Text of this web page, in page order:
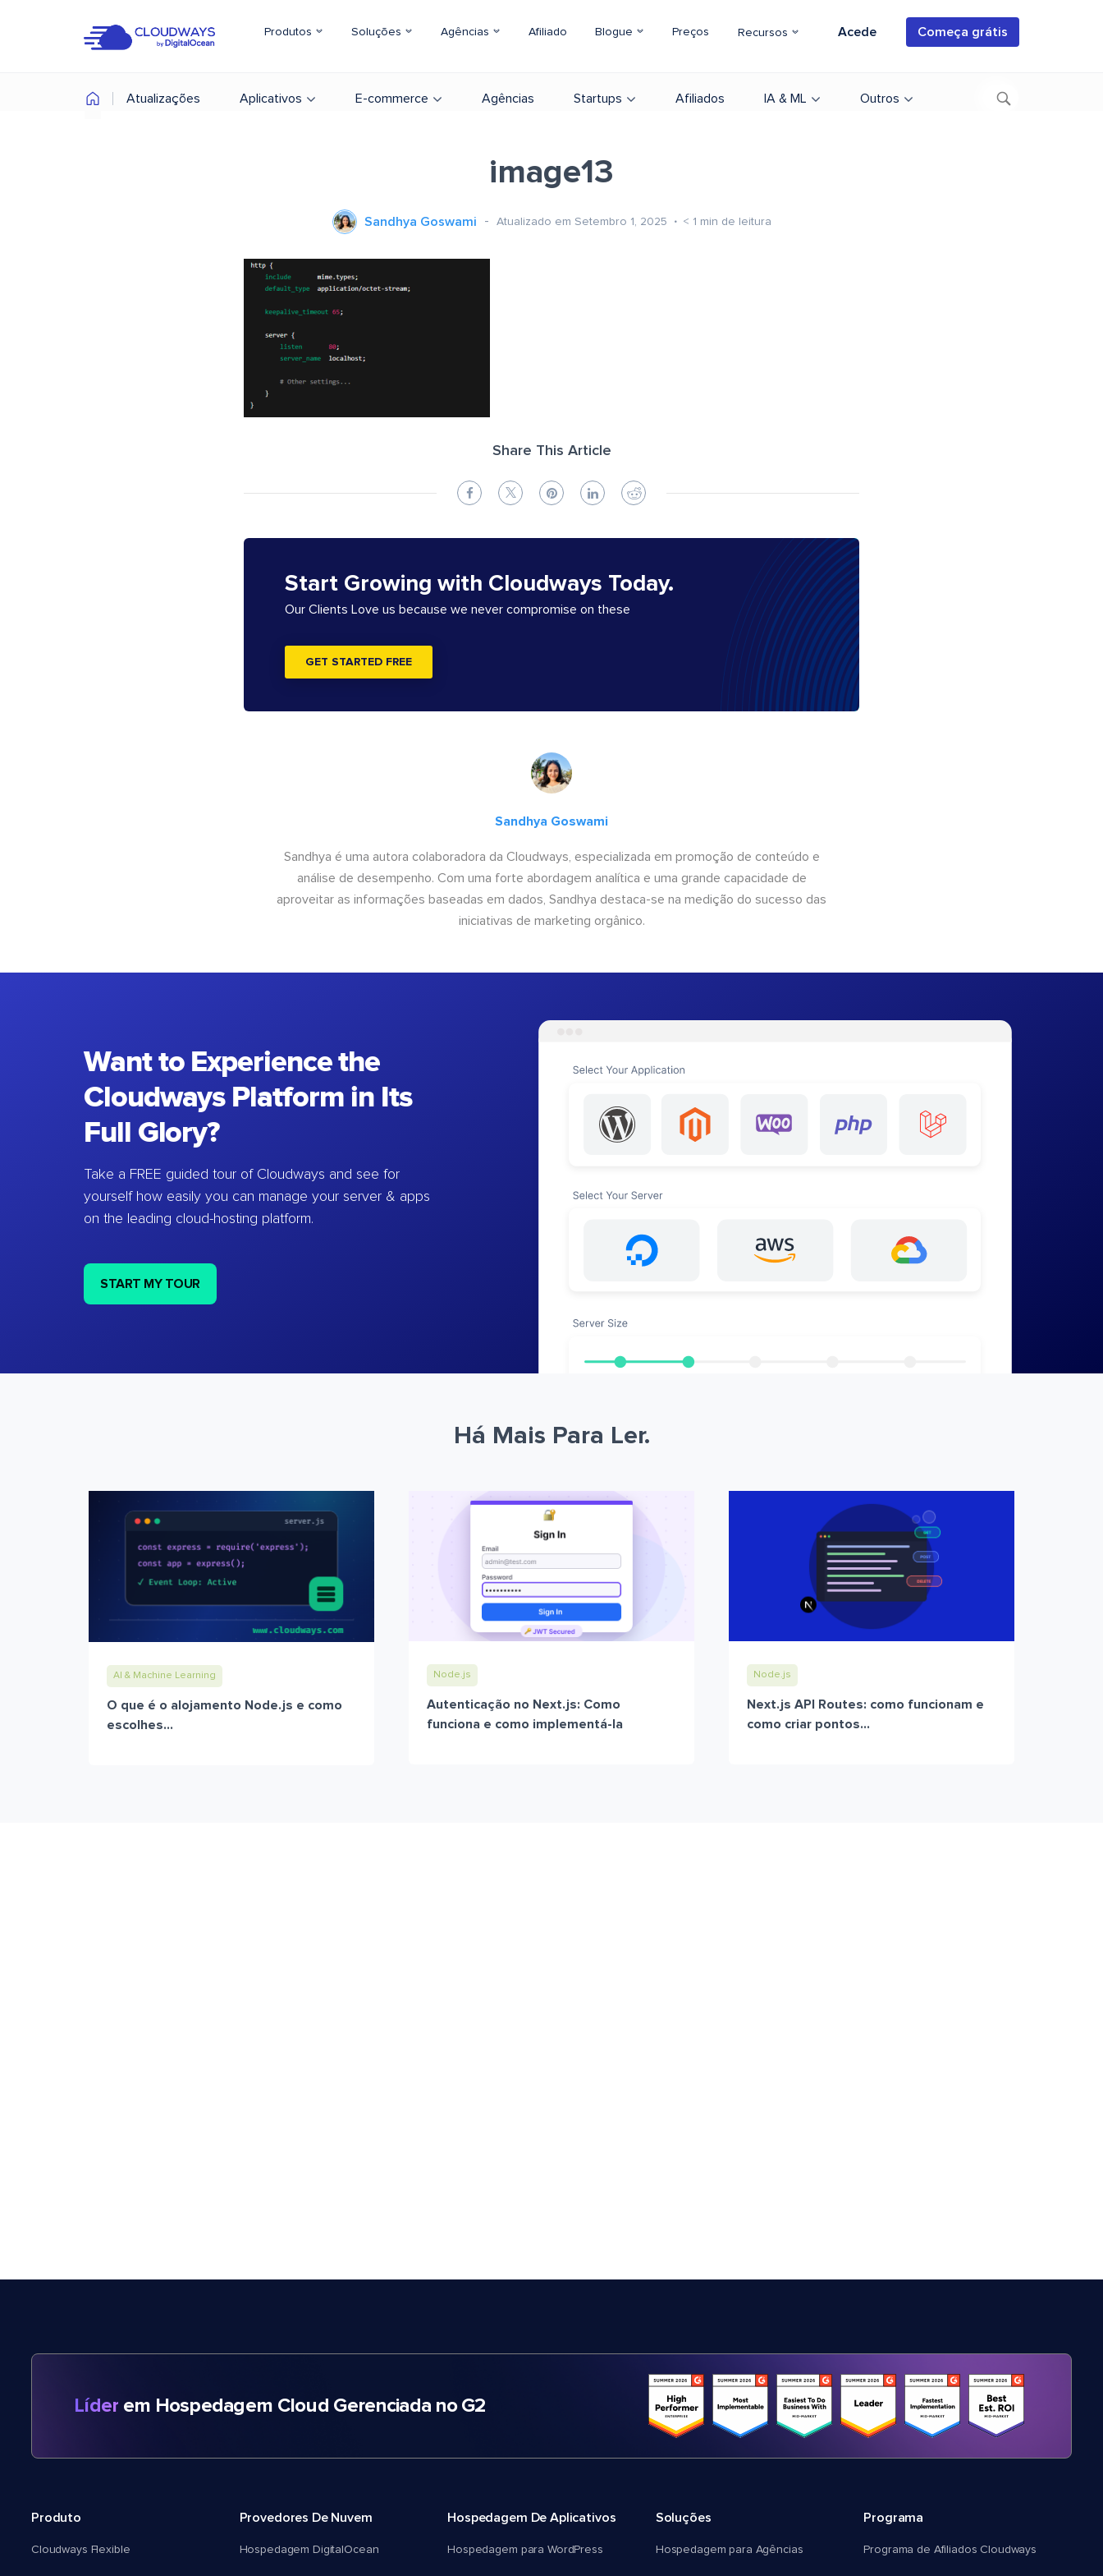
Produtos Soluções Agências Afiliado Blogue Preços Recursos Acede Começa grátis
Atualizações Aplicativos E-commerce Agências Startups Afiliados IA & ML Outros
image13
Sandhya Goswami Atualizado em Setembro 1, 2025 < 1 min de leitura
Share This Article
Start Growing with Cloudways Today.
Our Clients Love us because we never compromise on these
GET STARTED FREE
Sandhya Goswami
Sandhya é uma autora colaboradora da Cloudways, especializada em promoção de conteúdo e
análise de desempenho. Com uma forte abordagem analítica e uma grande capacidade de
aproveitar as informações baseadas em dados, Sandhya destaca-se na medição do sucesso das
iniciativas de marketing orgânico.
Want to Experience the
Cloudways Platform in Its
Full Glory?
Take a FREE guided tour of Cloudways and see for
yourself how easily you can manage your server & apps
on the leading cloud-hosting platform.
START MY TOUR
Há Mais Para Ler.
AI & Machine Learning
O que é o alojamento Node.js e como
escolhes...
Node.js
Autenticação no Next.js: Como
funciona e como implementá-la
Node.js
Next.js API Routes: como funcionam e
como criar pontos...
Líder em Hospedagem Cloud Gerenciada no G2
Produto
Cloudways Flexible
Provedores De Nuvem
Hospedagem DigitalOcean
Hospedagem De Aplicativos
Hospedagem para WordPress
Soluções
Hospedagem para Agências
Programa
Programa de Afiliados Cloudways